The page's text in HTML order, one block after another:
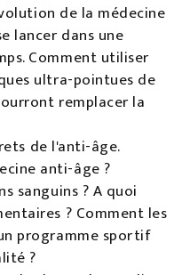
de la médecine
lancer dans une
Comment utiliser
ultra-pointues de
remplacer la
de l'anti-âge.
anti-âge ?
sanguins ? A quoi
? Comment les
programme sportif
?